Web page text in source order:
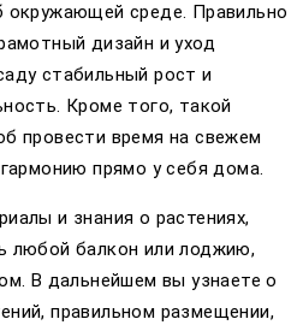
окружающей среде. Правильно
дизайн и уход
стабильный рост и
Кроме того, такой
провести время на свежем
прямо у себя дома.
и знания о растениях,
любой балкон или лоджию,
В дальнейшем вы узнаете о
правильном размещении,